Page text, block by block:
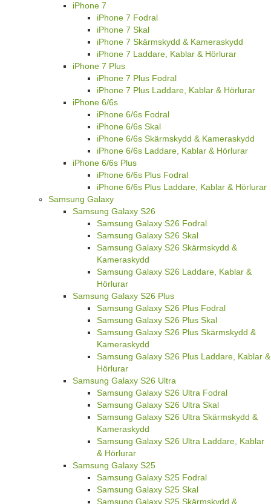
iPhone 7
iPhone 7 Fodral
iPhone 7 Skal
iPhone 7 Skärmskydd & Kameraskydd
iPhone 7 Laddare, Kablar & Hörlurar
iPhone 7 Plus
iPhone 7 Plus Fodral
iPhone 7 Plus Laddare, Kablar & Hörlurar
iPhone 6/6s
iPhone 6/6s Fodral
iPhone 6/6s Skal
iPhone 6/6s Skärmskydd & Kameraskydd
iPhone 6/6s Laddare, Kablar & Hörlurar
iPhone 6/6s Plus
iPhone 6/6s Plus Fodral
iPhone 6/6s Plus Laddare, Kablar & Hörlurar
Samsung Galaxy
Samsung Galaxy S26
Samsung Galaxy S26 Fodral
Samsung Galaxy S26 Skal
Samsung Galaxy S26 Skärmskydd &
Kameraskydd
Samsung Galaxy S26 Laddare, Kablar &
Hörlurar
Samsung Galaxy S26 Plus
Samsung Galaxy S26 Plus Fodral
Samsung Galaxy S26 Plus Skal
Samsung Galaxy S26 Plus Skärmskydd &
Kameraskydd
Samsung Galaxy S26 Plus Laddare, Kablar &
Hörlurar
Samsung Galaxy S26 Ultra
Samsung Galaxy S26 Ultra Fodral
Samsung Galaxy S26 Ultra Skal
Samsung Galaxy S26 Ultra Skärmskydd &
Kameraskydd
Samsung Galaxy S26 Ultra Laddare, Kablar
& Hörlurar
Samsung Galaxy S25
Samsung Galaxy S25 Fodral
Samsung Galaxy S25 Skal
Samsung Galaxy S25 Skärmskydd &